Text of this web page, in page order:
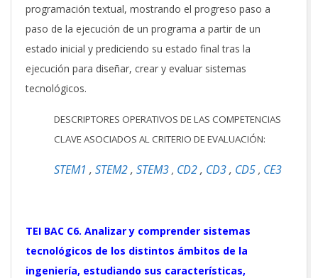
programación textual, mostrando el progreso paso a
paso de la ejecución de un programa a partir de un
estado inicial y prediciendo su estado final tras la
ejecución para diseñar, crear y evaluar sistemas
tecnológicos.
DESCRIPTORES OPERATIVOS DE LAS COMPETENCIAS
CLAVE ASOCIADOS AL CRITERIO DE EVALUACIÓN:
STEM1 , STEM2, STEM3 , CD2, CD3, CD5 , CE3
TEI BAC C6. Analizar y comprender sistemas
tecnológicos de los distintos ámbitos de la
ingeniería, estudiando sus características,